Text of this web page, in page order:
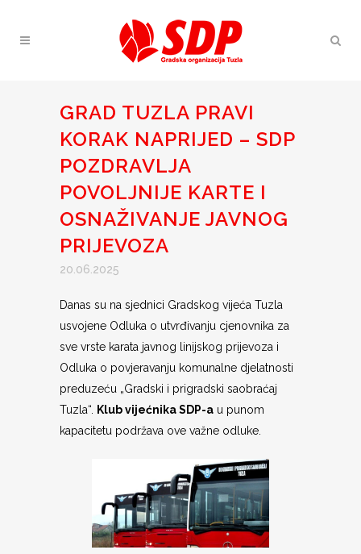
GRAD TUZLA PRAVI
KORAK NAPRIJED – SDP
POZDRAVLJA
POVOLJNIJE KARTE I
OSNAŽIVANJE JAVNOG
PRIJEVOZA
20.06.2025
Danas su na sjednici Gradskog vijeća Tuzla
usvojene Odluka o utvrđivanju cjenovnika za
sve vrste karata javnog linijskog prijevoza i
Odluka o povjeravanju komunalne djelatnosti
preduzeću „Gradski i prigradski saobraćaj
Tuzla“.
Klub vijećnika SDP-a u punom
kapacitetu podržava ove važne odluke.